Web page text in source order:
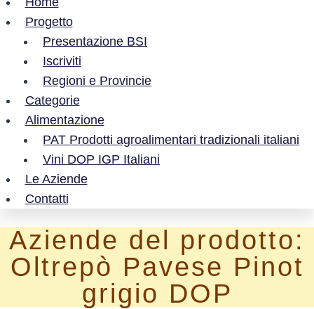
Progetto
Presentazione BSI
Iscriviti
Regioni e Provincie
Categorie
Alimentazione
PAT Prodotti agroalimentari tradizionali italiani
Vini DOP IGP Italiani
Le Aziende
Contatti
Aziende del prodotto:
Oltrepò Pavese Pinot
grigio DOP